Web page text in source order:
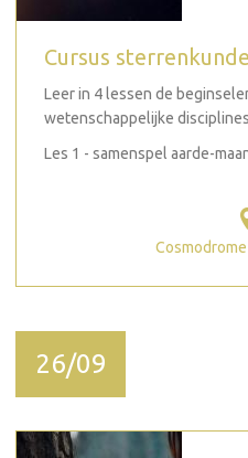
Cursus
Leer in 4 lessen de
wetenschappelijke
Les 1 - samenspel aarde-
26/09